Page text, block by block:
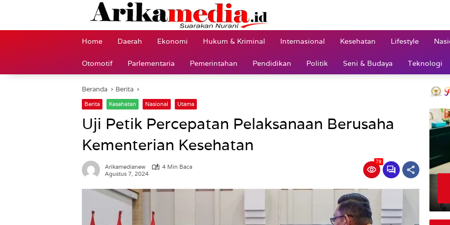
Home Daerah Ekonomi Hukum & Kriminal Internasional Kesehatan Lifestyle
Otomotif Parlementaria Pemerintahan Pendidikan Politik Seni & Budaya Teknologi
Beranda Berita
Berita Kesehatan Nasional Utama
Uji Petik Percepatan Pelaksanaan Berusaha
Kementerian Kesehatan
Arikamedianew
4 Min Baca
Agustus 7, 2024
78